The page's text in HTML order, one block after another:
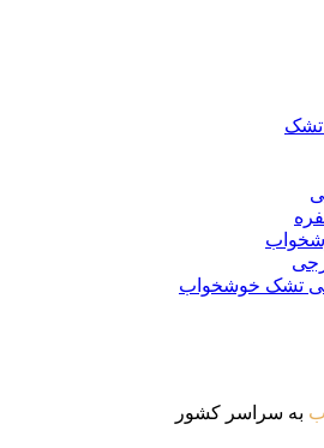
تشک
تشک خوشخواب
به سراسر کشور